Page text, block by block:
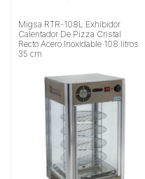
Migsa RTR-108L Exhibidor
Calentador De Pizza Cristal
Recto Acero Inoxidable 108 litros
35 cm